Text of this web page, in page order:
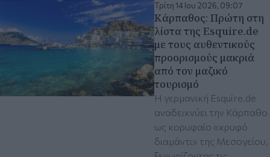
Τρίτη 14 Ιου 2026, 09:07
Κάρπαθος: Πρώτη στη
λίστα της Esquire.de
με τους αυθεντικούς
προορισμούς μακριά
από τον μαζικό
τουρισμό
Η γερμανική Esquire.de
αναδεικνύει την Κάρπαθο
ως κορυφαίο «κρυφό
διαμάντι» της Μεσογείου,